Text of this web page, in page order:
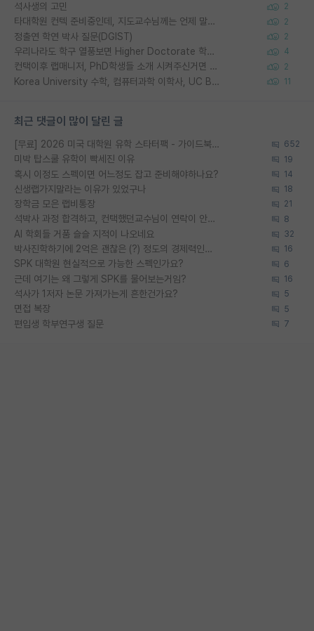
석사생의 고민 2
타대학원 컨텍 준비중인데, 지도교수님께는 언제 말씀드려야 할까요? 2
정출연 학연 박사 질문(DGIST) 2
우리나라도 학구 열풍보면 Higher Doctorate 학위가 필요하다고 봅니다. 4
컨택이후 랩매니저, PhD학생들 소개 시켜주신거면 거의 컨펌에 가깝나요? 2
Korea University 수학, 컴퓨터과학 이학사, UC Berkeley 산업공학 대학원 공학박사가 되는 것은 쉽지 않겠죠? 11
최근 댓글이 많이 달린 글
[무료] 2026 미국 대학원 유학 스타터팩 - 가이드북 & 합격자 컨택메일 템플릿 652
미박 탑스쿨 유학이 빡세진 이유 19
혹시 이정도 스펙이면 어느정도 잡고 준비해야하나요? 14
신생랩가지말라는 이유가 있었구나 18
장학금 모은 랩비통장 21
석박사 과정 합격하고, 컨택했던교수님이 연락이 안됩니다... 8
AI 학회들 거품 슬슬 지적이 나오네요 32
박사진학하기에 2억은 괜찮은 (?) 정도의 경제력인가요 16
SPK 대학원 현실적으로 가능한 스펙인가요? 6
근데 여기는 왜 그렇게 SPK를 물어보는거임? 16
석사가 1저자 논문 가져가는게 흔한건가요? 5
면접 복장 5
편입생 학부연구생 질문 7